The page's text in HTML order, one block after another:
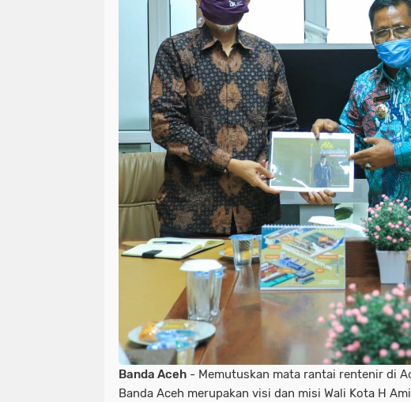
Banda Aceh - Memutuskan mata rantai rentenir di
Banda Aceh merupakan visi dan misi Wali Kota H